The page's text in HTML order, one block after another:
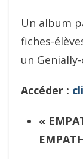
Un album
fiches-
un
Accéder :
«